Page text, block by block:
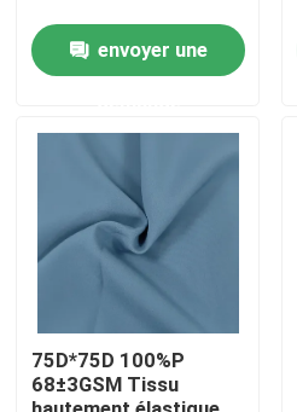
Aperçu
A propos de nous
Visite d'usine
Contrôle de la qualité
envoyer une
75D*75D 100%P
68±3GSM Tissu